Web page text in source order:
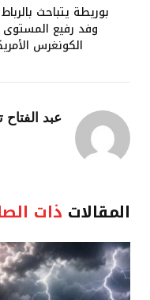
بوريطة يتباحث
وفد رفيع
الكونغرس
عبد الفتاح
المقالات ذات